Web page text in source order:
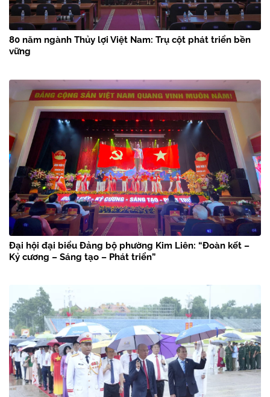
80 năm ngành Thủy lợi Việt Nam: Trụ cột phát triển bền
vững
Đại hội đại biểu Đảng bộ phường Kim Liên: “Đoàn kết –
Kỷ cương – Sáng tạo – Phát triển”